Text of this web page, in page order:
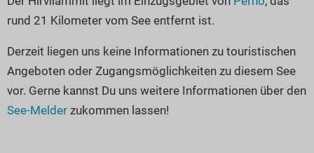
Glamping
Seen in Europa
Österreich
Schweiz
Frankreich
Niederlande
rund 21 Kilometer vom See entfernt ist.
Derzeit liegen uns keine Informationen zu touristischen
Angeboten oder Zugangsmöglichkeiten zu diesem See
vor. Gerne kannst Du uns weitere Informationen über den
See-Melder zukommen lassen!